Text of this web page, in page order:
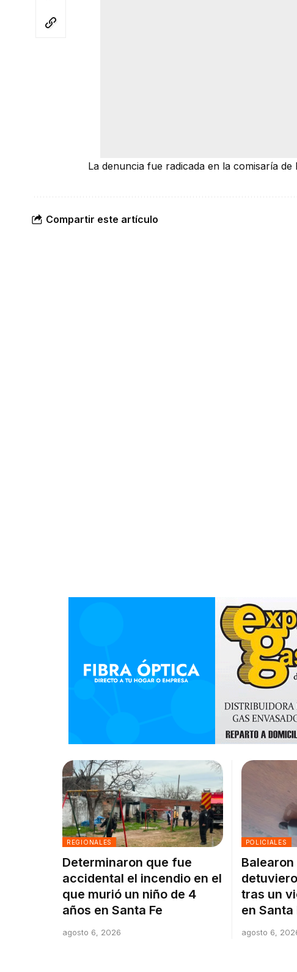
La denuncia fue radicada en la comisaría de
Compartir este artículo
REGIONALES
Determinaron que fue
accidental el incendio en el
que murió un niño de 4
años en Santa Fe
agosto 6, 2026
POLICIALES
tras un
en Santa
agosto 6,